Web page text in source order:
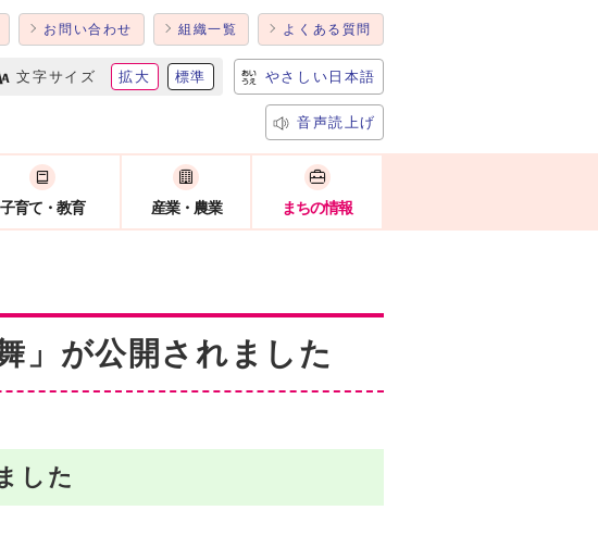
お問い合わせ 組織一覧 よくある質問
文字サイズ 拡大 標準 やさしい日本語
音声読上げ
子育て・教育 産業・農業 まちの情報
」が公開されました
した